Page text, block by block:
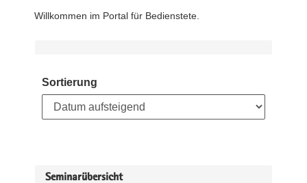
Willkommen im Portal für Bedienstete.
Sortierung
Seminarübersicht